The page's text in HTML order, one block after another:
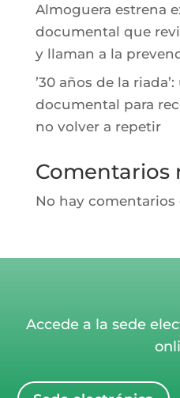
Almoguera estrena
documental que
y llaman a la
’30 años de la
documental para
no volver a repetir
Comentarios
No hay comentarios
Accede a la sede